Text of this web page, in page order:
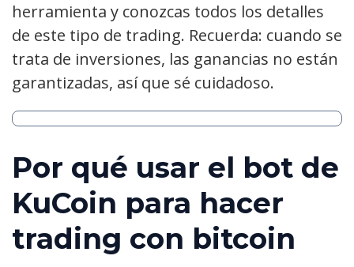
herramienta y conozcas todos los detalles
de este tipo de trading. Recuerda: cuando se
trata de inversiones, las ganancias no están
garantizadas, así que sé cuidadoso.
Por qué usar el bot de
KuCoin para hacer
trading con bitcoin